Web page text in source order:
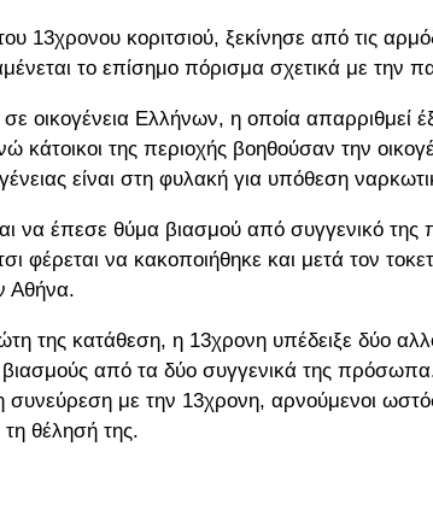
13χρονου κοριτσιού, ξεκίνησε από τις
το επίσημο πόρισμα σχετικά με την
σε οικογένεια Ελλήνων, η οποία απαρριθμεί
κάτοικοι της περιοχής βοηθούσαν την
είναι στη φυλακή για υπόθεση
να έπεσε θύμα βιασμού από συγγενικό
φέρεται να κακοποιήθηκε και μετά τον
Αθήνα.
της κατάθεση, η 13χρονη υπέδειξε δύο
από τα δύο συγγενικά της
με την 13χρονη, αρνούμενοι
τη θέλησή της.